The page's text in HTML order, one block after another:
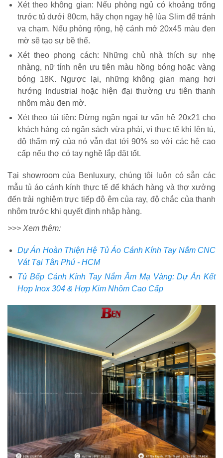
Xét theo không gian: Nếu phòng ngủ có khoảng trống
trước tủ dưới 80cm, hãy chọn ngay hệ lùa Slim để tránh
va chạm. Nếu phòng rộng, hệ cánh mở 20x45 màu đen
mờ sẽ tạo sự bề thế.
Xét theo phong cách: Những chủ nhà thích sự nhẹ
nhàng, nữ tính nên ưu tiên màu hồng bóng hoặc vàng
bóng 18K. Ngược lại, những không gian mang hơi
hướng Industrial hoặc hiện đại thường ưu tiên thanh
nhôm màu đen mờ.
Xét theo túi tiền: Đừng ngần ngại tư vấn hệ 20x21 cho
khách hàng có ngân sách vừa phải, vì thực tế khi lên tủ,
độ thẩm mỹ của nó vẫn đạt tới 90% so với các hệ cao
cấp nếu thợ có tay nghề lắp đặt tốt.
Tại showroom của Benluxury, chúng tôi luôn có sẵn các
mẫu tủ áo cánh kính thực tế để khách hàng và thợ xưởng
đến trải nghiệm trực tiếp độ êm của ray, độ chắc của thanh
nhôm trước khi quyết định nhập hàng.
>>> Xem thêm:
Dự Án Hoàn Thiện Hệ Tủ Áo Cánh Kính Tay Nắm CNC
Vát Tại Tân Phú - HCM
Tủ Bếp Cánh Kính Tay Nắm Âm Mạ Vàng: Dự Án Kết
Hợp Inox 304 & Hợp Kim Nhôm Cao Cấp